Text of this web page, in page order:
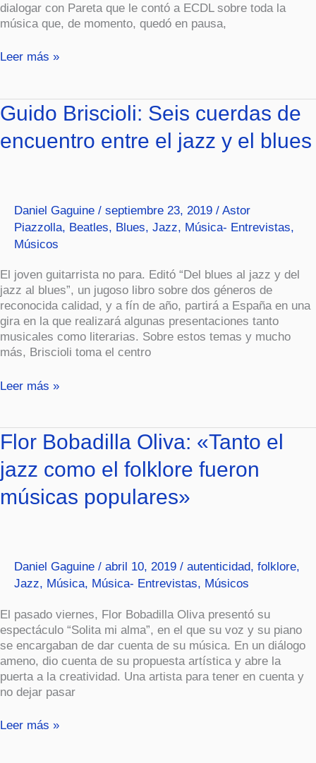
dialogar con Pareta que le contó a ECDL sobre toda la
música que, de momento, quedó en pausa,
Leer más »
Guido Briscioli: Seis cuerdas de
encuentro entre el jazz y el blues
Daniel Gaguine / septiembre 23, 2019 / Astor
Piazzolla, Beatles, Blues, Jazz, Música- Entrevistas,
Músicos
El joven guitarrista no para. Editó “Del blues al jazz y del
jazz al blues”, un jugoso libro sobre dos géneros de
reconocida calidad, y a fín de año, partirá a España en una
gira en la que realizará algunas presentaciones tanto
musicales como literarias. Sobre estos temas y mucho
más, Briscioli toma el centro
Guido
Briscioli:
Seis
cuerdas
jazz
blues
Leer más »
Flor Bobadilla Oliva: «Tanto el
jazz como el folklore fueron
músicas populares»
Daniel Gaguine / abril 10, 2019 / autenticidad, folklore,
Jazz, Música, Música- Entrevistas, Músicos
El pasado viernes, Flor Bobadilla Oliva presentó su
espectáculo “Solita mi alma”, en el que su voz y su piano
se encargaban de dar cuenta de su música. En un diálogo
ameno, dio cuenta de su propuesta artística y abre la
puerta a la creatividad. Una artista para tener en cuenta y
no dejar pasar
Flor
Bobadilla
Oliva:
«Tanto
el
folklore
fueron
músicas
Leer más »